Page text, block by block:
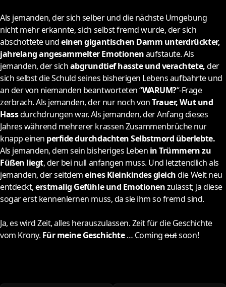
Als jemanden, der sich selber und die nächste Umgebung
nicht mehr erkannte, sich selbst fremd wurde, der sich
abschottete undeinen gigantischen Damm unterdrückter,
jahrelang angesammelter Emotionenaufstaute. Als
jemanden, der sichabgrundtief hasste und verachtete,der
sich selbst die Schuld seines bisherigen Lebens aufbahrte und
an der von niemanden beantworteten “WARUM?“-Frage
zerbrach. Als jemanden, der nur noch vonTrauer, Wut und
Hassdurchdrungen war. Als jemanden, der Anfang dieses
Jahres während mehrerer krassen Zusammenbrüche nur
knapp einen perfide durchdachten Selbstmord überlebte.
Als jemanden, dem sein bisheriges Leben in Trümmern zu
Füßen liegt, der bei null anfangen muss. Und letztendlich als
jemanden, der seitdemeines Kleinkindes gleichdie Welt neu
entdeckt,erstmalig Gefühle und Emotionenzulässt; Ja diese
sogar erst kennenlernen muss, da sie ihm so fremd sind.
Ja, es wird Zeit, alles herauszulassen. Zeit für die Geschichte
vom Krony. Für meine Geschichte… Comingoutsoon!